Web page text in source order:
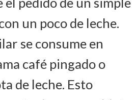
un poco de leche.
se consume en
café pingado o
de leche. Esto